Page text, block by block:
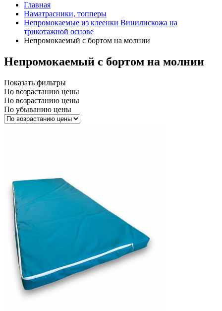
Главная
Наматрасники, топперы
Непромокаемые из клеенки Винилискожа на
трикотажной основе
Непромокаемый с бортом на молнии
Непромокаемый с бортом на молнии
Показать фильтры
По возрастанию цены
По возрастанию цены
По убыванию цены